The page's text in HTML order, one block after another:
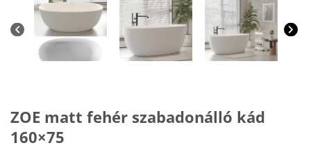
ZOE matt fehér szabadonálló kád
160×75